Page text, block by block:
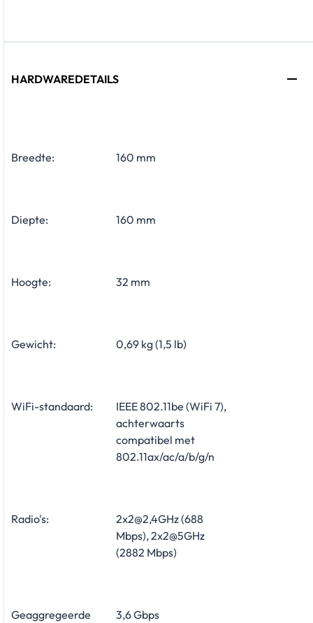
HARDWAREDETAILS
Breedte: 160 mm
Diepte: 160 mm
Hoogte: 32 mm
Gewicht: 0,69 kg (1,5 lb)
WiFi-standaard:
IEEE 802.11be (WiFi 7),
achterwaarts
compatibel met
802.11ax/ac/a/b/g/n
Radio's:
2x2@2,4GHz (688
Mbps), 2x2@5GHz
(2882 Mbps)
Geaggregeerde
3,6 Gbps